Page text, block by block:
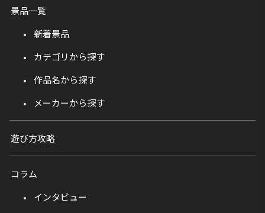
景品一覧
新着景品
カテゴリから探す
作品名から探す
メーカーから探す
遊び方攻略
コラム
インタビュー